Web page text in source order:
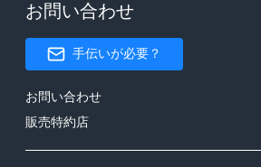
お問い合わせ
手伝いが必要？
お問い合わせ
販売特約店